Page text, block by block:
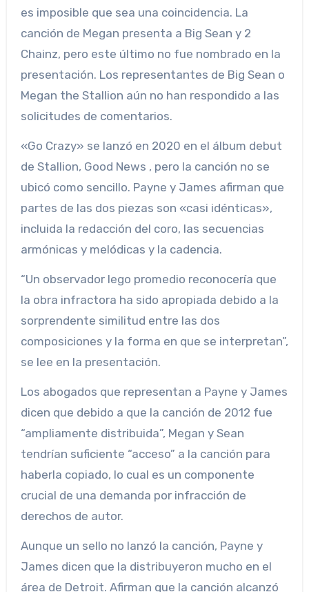
es imposible que sea una coincidencia. La
canción de Megan presenta a Big Sean y 2
Chainz, pero este último no fue nombrado en la
presentación. Los representantes de Big Sean o
Megan the Stallion aún no han respondido a las
solicitudes de comentarios.
«Go Crazy» se lanzó en 2020 en el álbum debut
de Stallion, Good News , pero la canción no se
ubicó como sencillo. Payne y James afirman que
partes de las dos piezas son «casi idénticas»,
incluida la redacción del coro, las secuencias
armónicas y melódicas y la cadencia.
“Un observador lego promedio reconocería que
la obra infractora ha sido apropiada debido a la
sorprendente similitud entre las dos
composiciones y la forma en que se interpretan”,
se lee en la presentación.
Los abogados que representan a Payne y James
dicen que debido a que la canción de 2012 fue
“ampliamente distribuida”, Megan y Sean
tendrían suficiente “acceso” a la canción para
haberla copiado, lo cual es un componente
crucial de una demanda por infracción de
derechos de autor.
Aunque un sello no lanzó la canción, Payne y
James dicen que la distribuyeron mucho en el
área de Detroit. Afirman que la canción alcanzó